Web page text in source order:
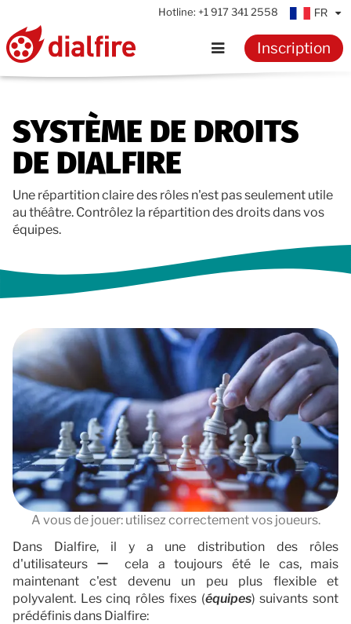
Hotline: +1 917 341 2558 FR
Fonctionnalités
Témoignages
Tarifs
Ressources
Documentation
Contact
Inscription
SYSTÈME DE DROITS
DE DIALFIRE
Une répartition claire des rôles n'est pas seulement utile
au théâtre. Contrôlez la répartition des droits dans vos
équipes.
A vous de jouer: utilisez correctement vos joueurs.
Dans Dialfire, il y a une distribution des rôles
d'utilisateurs ー cela a toujours été le cas, mais
maintenant c'est devenu un peu plus flexible et
polyvalent. Les cinq rôles fixes (équipes) suivants sont
prédéfinis dans Dialfire: